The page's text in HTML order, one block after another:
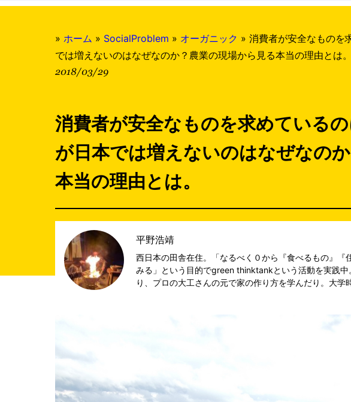
» ホーム » SocialProblem » オーガニック » 消費者が安全なものを
では増えないのはなぜなのか？農業の現場から見る本当の理由とは。
2018/03/29
消費者が安全なものを求めている
が日本では増えないのはなぜなの
本当の理由とは。
平野浩靖
西日本の田舎在住。「なるべく０から『食べるもの』『
みる」という目的でgreen thinktankという活動を実践
り、プロの大工さんの元で家の作り方を学んだり。大学